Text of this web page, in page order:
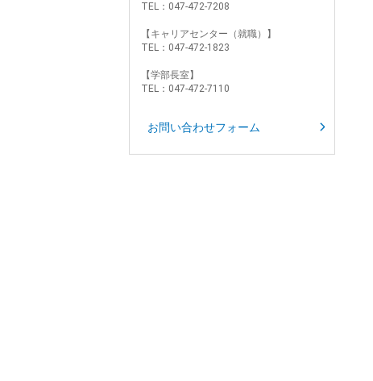
TEL：047-472-7208
【キャリアセンター（就職）】
TEL：047-472-1823
【学部長室】
TEL：047-472-7110
お問い合わせフォーム